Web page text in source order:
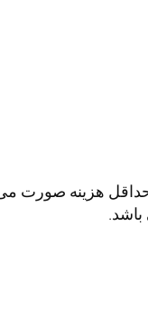
هزینه صورت می
باشد.